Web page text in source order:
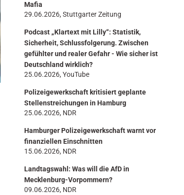
Mafia
29.06.2026, Stuttgarter Zeitung
Podcast „Klartext mit Lilly“: Statistik,
Sicherheit, Schlussfolgerung. Zwischen
gefühlter und realer Gefahr - Wie sicher ist
Deutschland wirklich?
25.06.2026, YouTube
Polizeigewerkschaft kritisiert geplante
Stellenstreichungen in Hamburg
25.06.2026, NDR
Hamburger Polizeigewerkschaft warnt vor
finanziellen Einschnitten
15.06.2026, NDR
Landtagswahl: Was will die AfD in
Mecklenburg-Vorpommern?
09.06.2026, NDR